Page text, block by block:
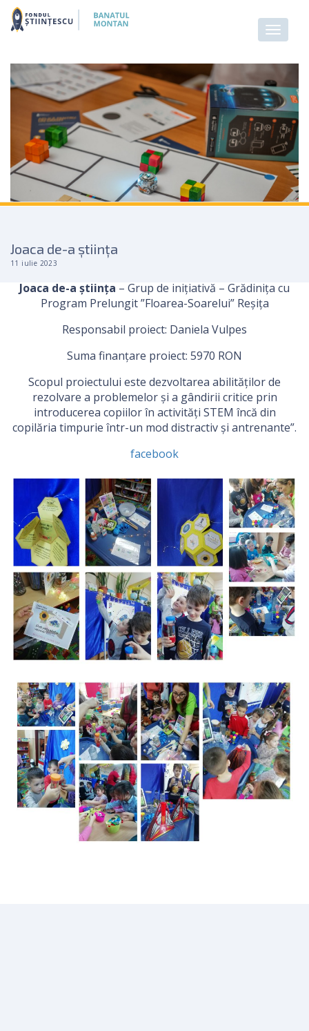
Joaca de-a știința
11 iulie 2023
Joaca de-a știința – Grup de inițiativă – Grădinița cu
Program Prelungit ”Floarea-Soarelui” Reșița
Responsabil proiect: Daniela Vulpes
Suma finanțare proiect: 5970 RON
Scopul proiectului este dezvoltarea abilităților de
rezolvare a problemelor și a gândirii critice prin
introducerea copiilor în activități STEM încă din
copilăria timpurie într-un mod distractiv și antrenante”.
facebook